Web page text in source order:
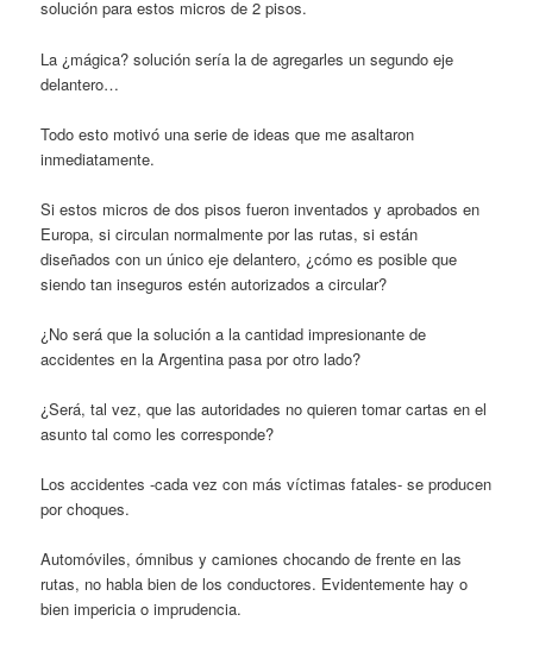
solución para estos micros de 2 pisos.
La ¿mágica? solución sería la de agregarles un segundo eje
delantero…
Todo esto motivó una serie de ideas que me asaltaron
inmediatamente.
Si estos micros de dos pisos fueron inventados y aprobados en
Europa, si circulan normalmente por las rutas, si están
diseñados con un único eje delantero, ¿cómo es posible que
siendo tan inseguros estén autorizados a circular?
¿No será que la solución a la cantidad impresionante de
accidentes en la Argentina pasa por otro lado?
¿Será, tal vez, que las autoridades no quieren tomar cartas en el
asunto tal como les corresponde?
Los accidentes -cada vez con más víctimas fatales- se producen
por choques.
Automóviles, ómnibus y camiones chocando de frente en las
rutas, no habla bien de los conductores. Evidentemente hay o
bien impericia o imprudencia.